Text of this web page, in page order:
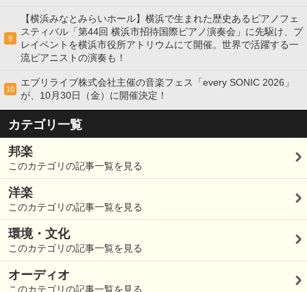
9
【横浜みなとみらいホール】横浜で生まれた歴史あるピアノフェ
スティバル「第44回 横浜市招待国際ピアノ演奏会」に先駆け、プ
レイベントを横浜市役所アトリウムにて開催。世界で活躍する一
流ピアニストの演奏も！
10
エブリライブ株式会社主催の音楽フェス「every SONIC 2026」
が、10月30日（金）に開催決定！
カテゴリ一覧
邦楽
このカテゴリの記事一覧を見る
洋楽
このカテゴリの記事一覧を見る
環境・文化
このカテゴリの記事一覧を見る
オーディオ
このカテゴリの記事一覧を見る